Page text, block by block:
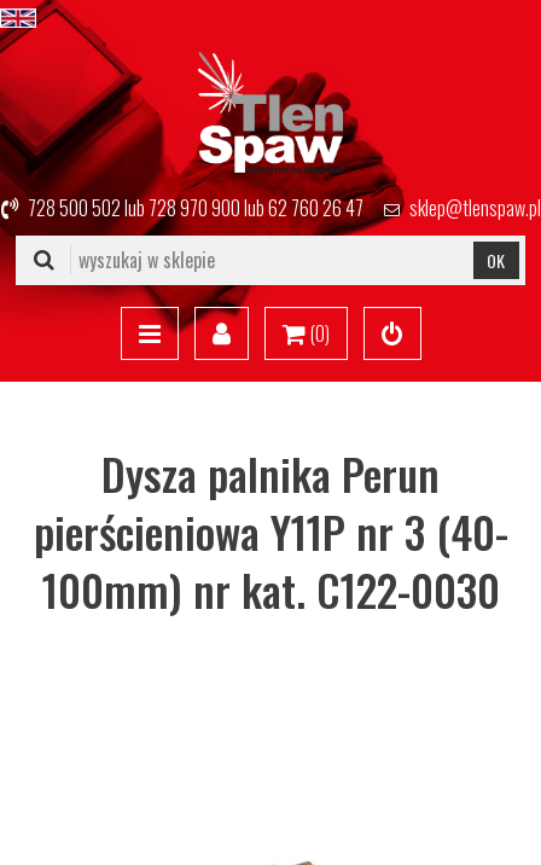
728 500 502lub728 970 900lub62 760 26 47 sklep@tlenspaw.pl
OK
(0)
Dysza palnika Perun
pierścieniowa Y11P nr 3 (40-
100mm) nr kat. C122-0030